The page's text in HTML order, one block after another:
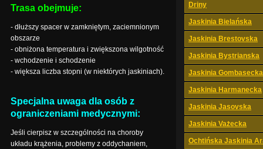
Driny
Jaskinia Bielańska
Jaskinia Brestovska
Jaskinia Bystrianska
Jaskinia Gombasecka
Jaskinia Harmanecka
Jaskinia Jasovska
Jaskinia Vażecka
Ochtińska Jaskinia
Trasa obejmuje:
- dłuższy spacer w zamkniętym, zaciemnionym
obszarze
- obniżona temperatura i zwiększona wilgotność
- wchodzenie i schodzenie
- większa liczba stopni (w niektórych jaskiniach).
Specjalna uwaga dla osób z
ograniczeniami medycznymi:
Jeśli cierpisz w szczególności na choroby
układu krążenia, problemy z oddychaniem,